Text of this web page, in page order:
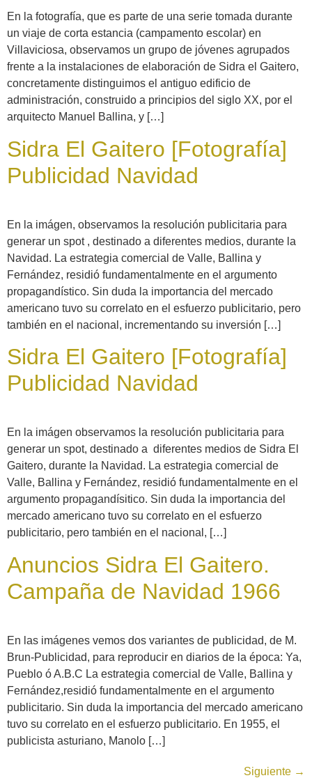
En la fotografía, que es parte de una serie tomada durante
un viaje de corta estancia (campamento escolar) en
Villaviciosa, observamos un grupo de jóvenes agrupados
frente a la instalaciones de elaboración de Sidra el Gaitero,
concretamente distinguimos el antiguo edificio de
administración, construido a principios del siglo XX, por el
arquitecto Manuel Ballina, y […]
Sidra El Gaitero [Fotografía]
Publicidad Navidad
En la imágen, observamos la resolución publicitaria para
generar un spot , destinado a diferentes medios, durante la
Navidad. La estrategia comercial de Valle, Ballina y
Fernández, residió fundamentalmente en el argumento
propagandístico. Sin duda la importancia del mercado
americano tuvo su correlato en el esfuerzo publicitario, pero
también en el nacional, incrementando su inversión […]
Sidra El Gaitero [Fotografía]
Publicidad Navidad
En la imágen observamos la resolución publicitaria para
generar un spot, destinado a diferentes medios de Sidra El
Gaitero, durante la Navidad. La estrategia comercial de
Valle, Ballina y Fernández, residió fundamentalmente en el
argumento propagandísitico. Sin duda la importancia del
mercado americano tuvo su correlato en el esfuerzo
publicitario, pero también en el nacional, […]
Anuncios Sidra El Gaitero.
Campaña de Navidad 1966
En las imágenes vemos dos variantes de publicidad, de M.
Brun-Publicidad, para reproducir en diarios de la época: Ya,
Pueblo ó A.B.C La estrategia comercial de Valle, Ballina y
Fernández,residió fundamentalmente en el argumento
publicitario. Sin duda la importancia del mercado americano
tuvo su correlato en el esfuerzo publicitario. En 1955, el
publicista asturiano, Manolo […]
Siguiente →